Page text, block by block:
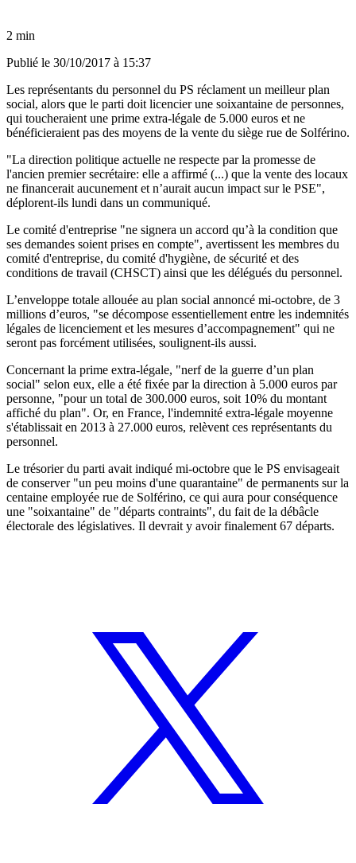
2 min
Publié le 30/10/2017 à 15:37
Les représentants du personnel du PS réclament un meilleur plan
social, alors que le parti doit licencier une soixantaine de personnes,
qui toucheraient une prime extra-légale de 5.000 euros et ne
bénéficieraient pas des moyens de la vente du siège rue de Solférino.
"La direction politique actuelle ne respecte par la promesse de
l'ancien premier secrétaire: elle a affirmé (...) que la vente des locaux
ne financerait aucunement et n’aurait aucun impact sur le PSE",
déplorent-ils lundi dans un communiqué.
Le comité d'entreprise "ne signera un accord qu’à la condition que
ses demandes soient prises en compte", avertissent les membres du
comité d'entreprise, du comité d'hygiène, de sécurité et des
conditions de travail (CHSCT) ainsi que les délégués du personnel.
L’enveloppe totale allouée au plan social annoncé mi-octobre, de 3
millions d’euros, "se décompose essentiellement entre les indemnités
légales de licenciement et les mesures d’accompagnement" qui ne
seront pas forcément utilisées, soulignent-ils aussi.
Concernant la prime extra-légale, "nerf de la guerre d’un plan
social" selon eux, elle a été fixée par la direction à 5.000 euros par
personne, "pour un total de 300.000 euros, soit 10% du montant
affiché du plan". Or, en France, l'indemnité extra-légale moyenne
s'établissait en 2013 à 27.000 euros, relèvent ces représentants du
personnel.
Le trésorier du parti avait indiqué mi-octobre que le PS envisageait
de conserver "un peu moins d'une quarantaine" de permanents sur la
centaine employée rue de Solférino, ce qui aura pour conséquence
une "soixantaine" de "départs contraints", du fait de la débâcle
électorale des législatives. Il devrait y avoir finalement 67 départs.